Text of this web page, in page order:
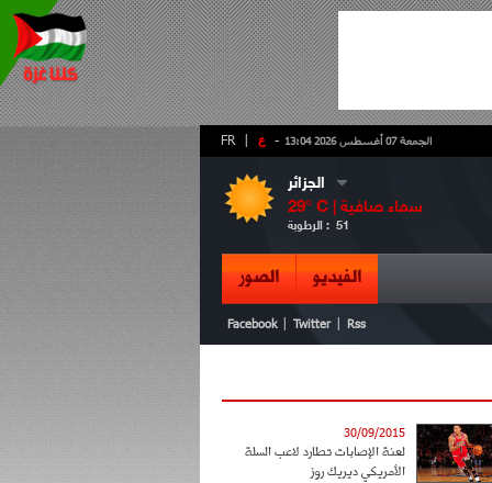
- ع FR الجمعة 07 أغسطس 2026 13:04
الجزائر
29° C | سماء صافية
الرطوبة : 51
الفيديو الصور
Facebook Twitter Rss
30/09/2015
لعنة الإصابات تطارد لاعب السلة
الأمريكي ديريك روز